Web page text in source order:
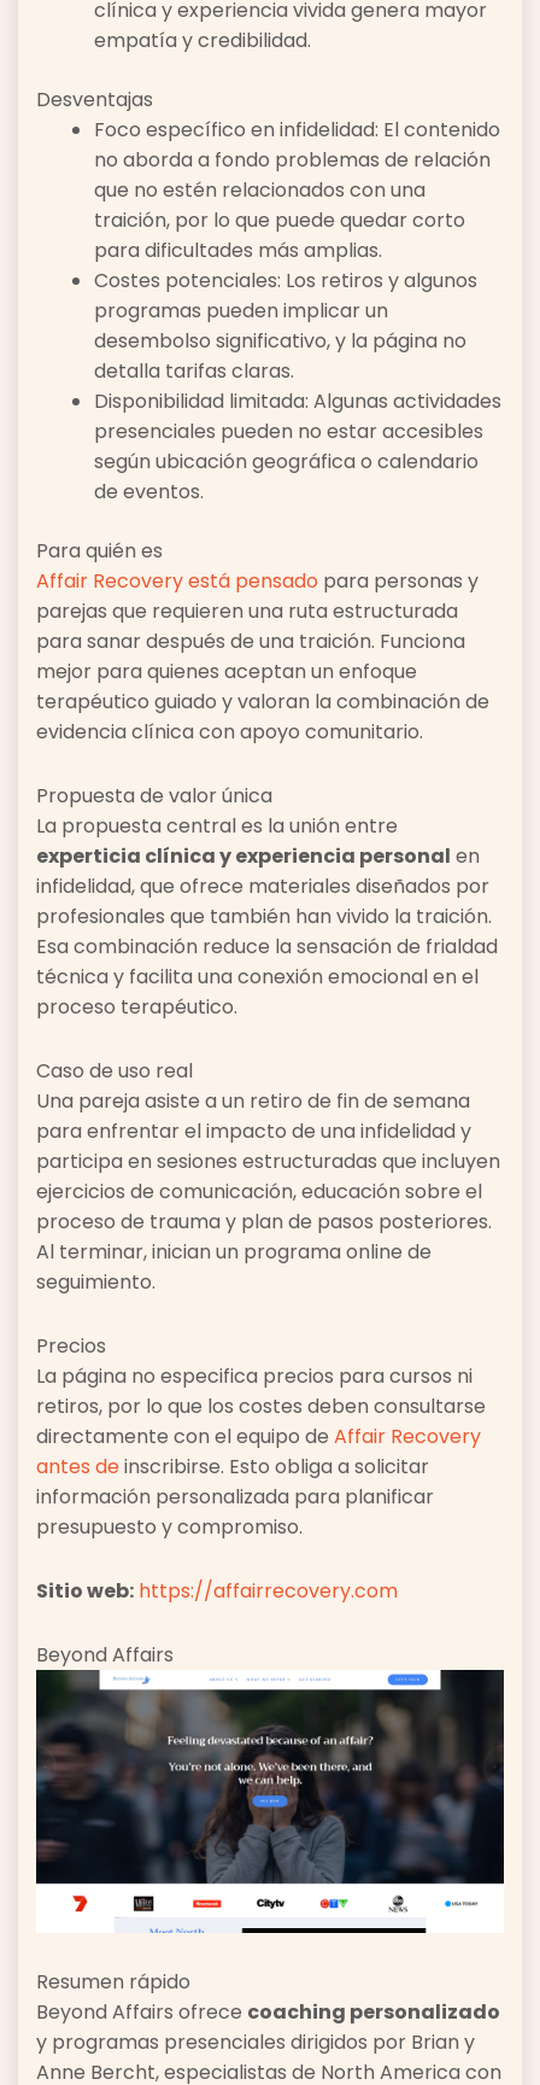
clínica y experiencia vivida genera mayor
empatía y credibilidad.
Desventajas
Foco específico en infidelidad: El contenido
no aborda a fondo problemas de relación
que no estén relacionados con una
traición, por lo que puede quedar corto
para dificultades más amplias.
Costes potenciales: Los retiros y algunos
programas pueden implicar un
desembolso significativo, y la página no
detalla tarifas claras.
Disponibilidad limitada: Algunas actividades
presenciales pueden no estar accesibles
según ubicación geográfica o calendario
de eventos.
Para quién es
Affair Recovery está pensado para personas y
parejas que requieren una ruta estructurada
para sanar después de una traición. Funciona
mejor para quienes aceptan un enfoque
terapéutico guiado y valoran la combinación de
evidencia clínica con apoyo comunitario.
Propuesta de valor única
La propuesta central es la unión entre
experticia clínica y experiencia personal en
infidelidad, que ofrece materiales diseñados por
profesionales que también han vivido la traición.
Esa combinación reduce la sensación de frialdad
técnica y facilita una conexión emocional en el
proceso terapéutico.
Caso de uso real
Una pareja asiste a un retiro de fin de semana
para enfrentar el impacto de una infidelidad y
participa en sesiones estructuradas que incluyen
ejercicios de comunicación, educación sobre el
proceso de trauma y plan de pasos posteriores.
Al terminar, inician un programa online de
seguimiento.
Precios
La página no especifica precios para cursos ni
retiros, por lo que los costes deben consultarse
directamente con el equipo de Affair Recovery
antes de inscribirse. Esto obliga a solicitar
información personalizada para planificar
presupuesto y compromiso.
Sitio web: https://affairrecovery.com
Beyond Affairs
Resumen rápido
Beyond Affairs ofrece coaching personalizado
y programas presenciales dirigidos por Brian y
Anne Bercht, especialistas de North America con